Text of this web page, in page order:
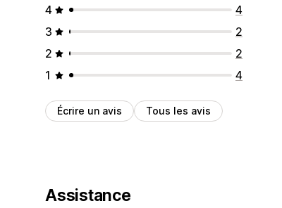
4
4
3
2
2
2
1
4
Écrire un avis Tous les avis
Assistance